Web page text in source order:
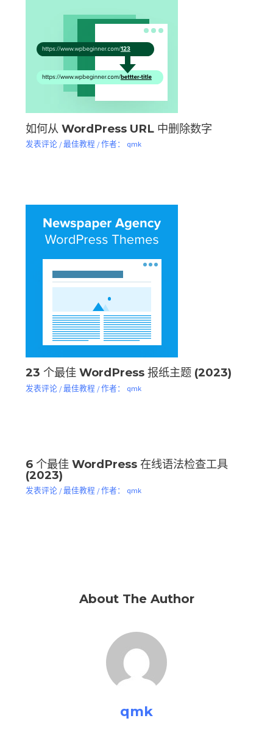
如何从 WordPress URL 中删除数字
发表评论 /最佳教程 / 作者： qmk
23 个最佳 WordPress 报纸主题 (2023)
发表评论 /最佳教程 / 作者： qmk
6 个最佳 WordPress 在线语法检查工具
(2023)
发表评论 /最佳教程 / 作者： qmk
About The Author
qmk